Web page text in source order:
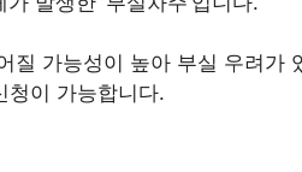
질 가능성이 높아 부실 우려가
청이 가능합니다.